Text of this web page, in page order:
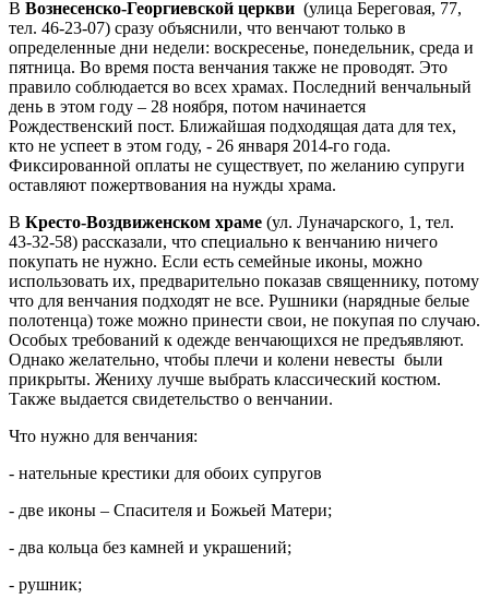
В Вознесенско-Георгиевской церкви (улица Береговая, 77,
тел. 46-23-07) сразу объяснили, что венчают только в
определенные дни недели: воскресенье, понедельник, среда и
пятница. Во время поста венчания также не проводят. Это
правило соблюдается во всех храмах. Последний венчальный
день в этом году – 28 ноября, потом начинается
Рождественский пост. Ближайшая подходящая дата для тех,
кто не успеет в этом году, - 26 января 2014-го года.
Фиксированной оплаты не существует, по желанию супруги
оставляют пожертвования на нужды храма.
В Кресто-Воздвиженском храме (ул. Луначарского, 1, тел.
43-32-58) рассказали, что специально к венчанию ничего
покупать не нужно. Если есть семейные иконы, можно
использовать их, предварительно показав священнику, потому
что для венчания подходят не все. Рушники (нарядные белые
полотенца) тоже можно принести свои, не покупая по случаю.
Особых требований к одежде венчающихся не предъявляют.
Однако желательно, чтобы плечи и колени невесты были
прикрыты. Жениху лучше выбрать классический костюм.
Также выдается свидетельство о венчании.
Что нужно для венчания:
- нательные крестики для обоих супругов
- две иконы – Спасителя и Божьей Матери;
- два кольца без камней и украшений;
- рушник;